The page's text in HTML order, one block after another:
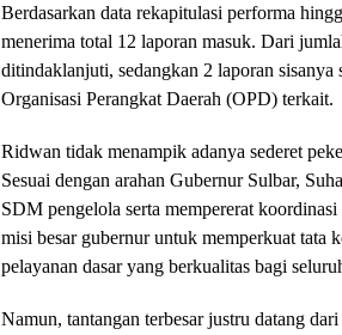
Berdasarkan data rekapitulasi performa
menerima total 12 laporan masuk. Dari
ditindaklanjuti, sedangkan 2 laporan sisanya
Organisasi Perangkat Daerah (OPD) terkait.
Ridwan tidak menampik adanya sederet
Sesuai dengan arahan Gubernur Sulbar,
SDM pengelola serta mempererat
misi besar gubernur untuk memperkuat tata
pelayanan dasar yang berkualitas bagi
Namun, tantangan terbesar justru datang